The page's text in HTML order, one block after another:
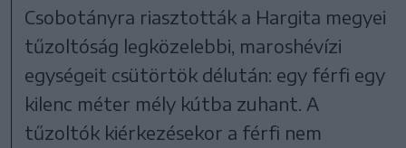
Csobotányra riasztották a Hargita megyei
tűzoltóság legközelebbi, maroshévízi
egységeit csütörtök délután: egy férfi egy
kilenc méter mély kútba zuhant. A
tűzoltók kiérkezésekor a férfi nem